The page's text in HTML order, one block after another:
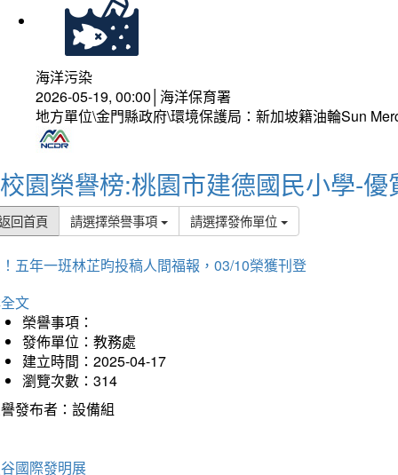
海洋污染
2026-05-19, 00:00│海洋保育署
地方單位\金門縣政府\環境保護局：新加坡籍油輪Sun
校園榮譽榜:桃園市建德國民小學-優
回首頁 請選擇榮譽事項 請選擇發佈單位
五年一班林芷昀投稿人間福報，03/10榮獲刊登
文
榮譽事項：
發佈單位：教務處
建立時間：2025-04-17
瀏覽次數：314
發布者：設備組
國際發明展